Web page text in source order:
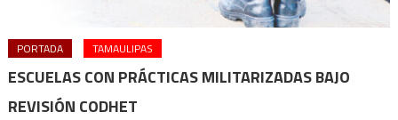
PORTADA TAMAULIPAS
ESCUELAS CON PRÁCTICAS MILITARIZADAS BAJO
REVISIÓN CODHET